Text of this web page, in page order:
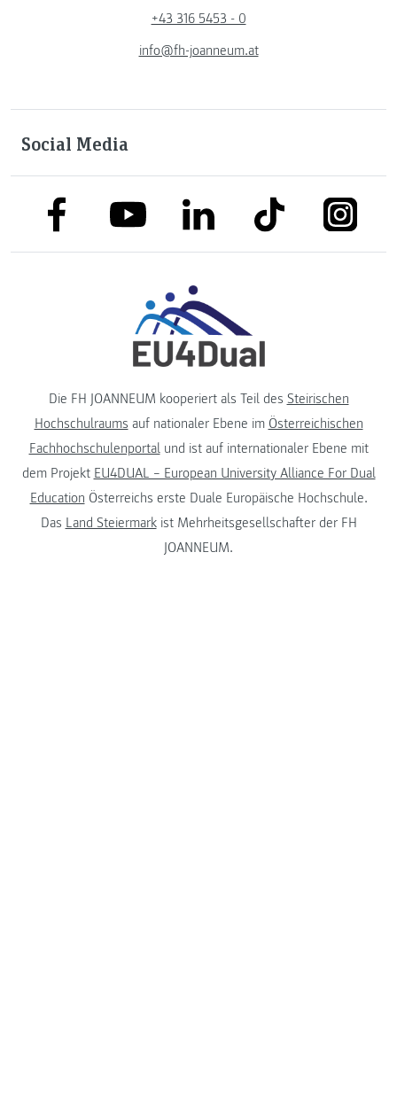
+43 316 5453 - 0
info@fh-joanneum.at
Social Media
link to facebooklink to youtubelink to linkedinlink to tiktok link to
Die FH JOANNEUM kooperiert als Teil des Steirischen
Hochschulraums auf nationaler Ebene im Österreichischen
Fachhochschulenportalund ist auf internationaler Ebene mit
dem Projekt EU4DUAL – European University Alliance For Dual
Education Österreichs erste Duale Europäische Hochschule.
Das Land Steiermarkist Mehrheitsgesellschafter der FH
JOANNEUM.